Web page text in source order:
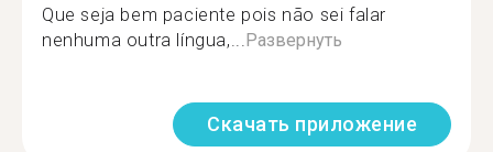
Que seja bem paciente pois não sei falar
nenhuma outra língua,...Развернуть
Скачать приложение